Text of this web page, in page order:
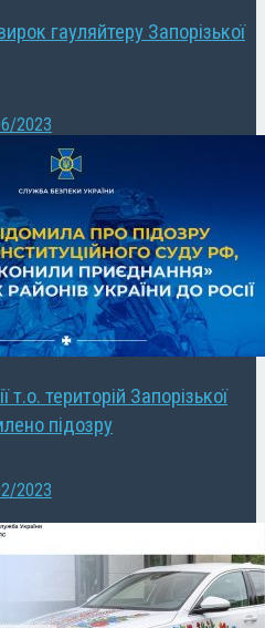
гауляйтеру Запорізької
2023
т.о. територій Запорізької
підозру
2023